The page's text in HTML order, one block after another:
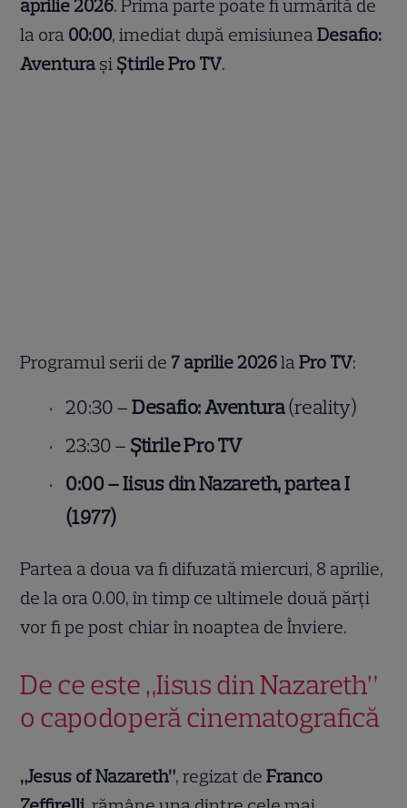
aprilie 2026. Prima parte poate fi urmărită de
la ora 00:00, imediat după emisiuneaDesafio:
Aventura și Știrile Pro TV.
Programul serii de 7 aprilie 2026laPro TV:
20:30 –Desafio: Aventura(reality)
23:30 – Știrile Pro TV
0:00 – Iisus din Nazareth, partea I
(1977)
Partea a doua va fi difuzată miercuri, 8 aprilie,
de la ora 0.00, în timp ce ultimele două părți
vor fi pe post chiar în noaptea de Înviere.
De ce este „Iisus din Nazareth”
o capodoperă cinematografică
„Jesus of Nazareth”, regizat deFranco